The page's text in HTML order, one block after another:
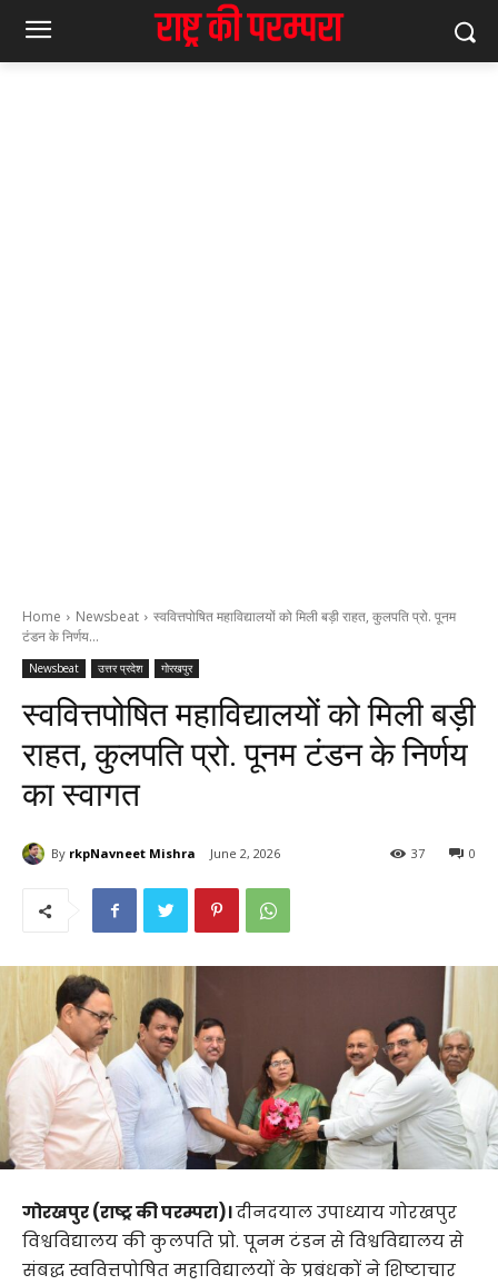
Home Newsbeat
स्ववित्तपोषित महाविद्यालयों को मिली बड़ी राहत, कुलपति प्रो. पूनम
टंडन के निर्णय...
Newsbeat उत्तर प्रदेश गोरखपुर
स्ववित्तपोषित महाविद्यालयों को मिली बड़ी
राहत, कुलपति प्रो. पूनम टंडन के निर्णय
का स्वागत
By rkpNavneet Mishra June 2, 2026 0
37
गोरखपुर (राष्ट्र की परम्परा)।दीनदयाल उपाध्याय गोरखपुर
विश्वविद्यालय की कुलपति प्रो. पूनम टंडन से विश्वविद्यालय से
संबद्ध स्ववित्तपोषित महाविद्यालयों के प्रबंधकों ने शिष्टाचार